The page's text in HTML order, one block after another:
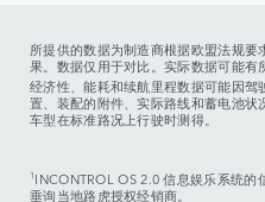
所提供的数据为制造商根据欧盟法规
果。数据仅用于对比。实际数据可能有
经济性、能耗和续航里程数据可能因
置、装配的附件、实际路线和蓄电池
车型在标准路况上行驶时测得。
1 INCONTROL OS 2.0 信息娱乐系统
垂询当地路虎授权经销商。